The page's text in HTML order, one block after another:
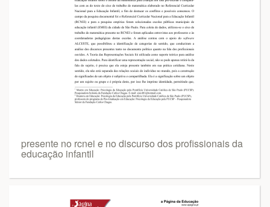
presente no rcnei e no discurso dos profissionais da
educação infantil